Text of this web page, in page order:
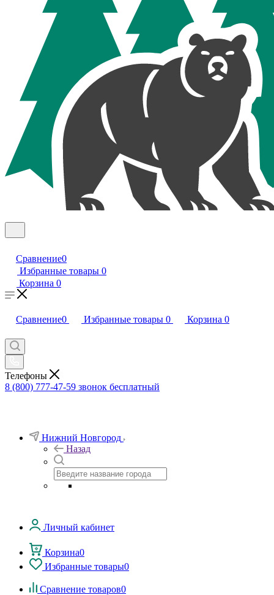
Сравнение0
Избранные товары 0
Корзина 0
Сравнение0 Избранные товары 0 Корзина 0
Телефоны
8 (800) 777-47-59 звонок бесплатный
Нижний Новгород
Назад
Личный кабинет
Корзина0
Избранные товары0
Сравнение товаров0